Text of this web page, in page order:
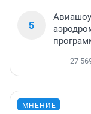
5
27
МНЕНИЕ